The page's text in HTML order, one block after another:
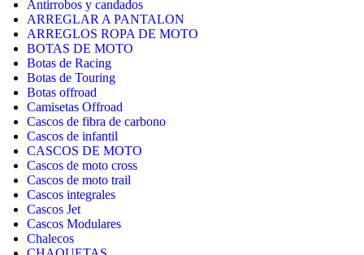
Antirrobos y candados
ARREGLAR A PANTALON
ARREGLOS ROPA DE MOTO
BOTAS DE MOTO
Botas de Racing
Botas de Touring
Botas offroad
Camisetas Offroad
Cascos de fibra de carbono
Cascos de infantil
CASCOS DE MOTO
Cascos de moto cross
Cascos de moto trail
Cascos integrales
Cascos Jet
Cascos Modulares
Chalecos